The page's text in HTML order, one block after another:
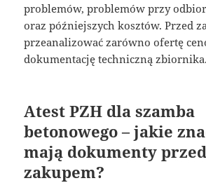
problemów, problemów przy
oraz późniejszych kosztów. Przed
przeanalizować zarówno ofertę
dokumentację techniczną zbiornika.
Atest PZH dla szamba
betonowego – jakie
mają dokumenty przed
zakupem?